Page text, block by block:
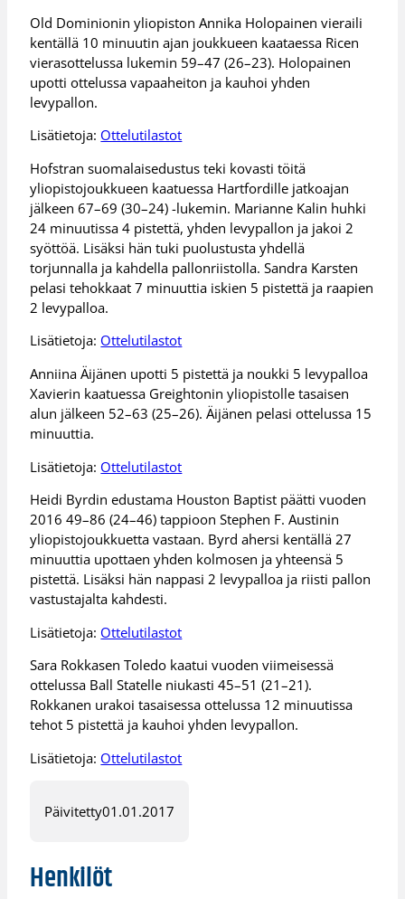
Old Dominionin yliopiston Annika Holopainen vieraili
kentällä 10 minuutin ajan joukkueen kaataessa Ricen
vierasottelussa lukemin 59–47 (26–23). Holopainen
upotti ottelussa vapaaheiton ja kauhoi yhden
levypallon.
Lisätietoja: Ottelutilastot
Hofstran suomalaisedustus teki kovasti töitä
yliopistojoukkueen kaatuessa Hartfordille jatkoajan
jälkeen 67–69 (30–24) -lukemin. Marianne Kalin huhki
24 minuutissa 4 pistettä, yhden levypallon ja jakoi 2
syöttöä. Lisäksi hän tuki puolustusta yhdellä
torjunnalla ja kahdella pallonriistolla. Sandra Karsten
pelasi tehokkaat 7 minuuttia iskien 5 pistettä ja raapien
2 levypalloa.
Lisätietoja: Ottelutilastot
Anniina Äijänen upotti 5 pistettä ja noukki 5 levypalloa
Xavierin kaatuessa Greightonin yliopistolle tasaisen
alun jälkeen 52–63 (25–26). Äijänen pelasi ottelussa 15
minuuttia.
Lisätietoja: Ottelutilastot
Heidi Byrdin edustama Houston Baptist päätti vuoden
2016 49–86 (24–46) tappioon Stephen F. Austinin
yliopistojoukkuetta vastaan. Byrd ahersi kentällä 27
minuuttia upottaen yhden kolmosen ja yhteensä 5
pistettä. Lisäksi hän nappasi 2 levypalloa ja riisti pallon
vastustajalta kahdesti.
Lisätietoja: Ottelutilastot
Sara Rokkasen Toledo kaatui vuoden viimeisessä
ottelussa Ball Statelle niukasti 45–51 (21–21).
Rokkanen urakoi tasaisessa ottelussa 12 minuutissa
tehot 5 pistettä ja kauhoi yhden levypallon.
Lisätietoja: Ottelutilastot
Päivitetty01.01.2017
Henkilöt